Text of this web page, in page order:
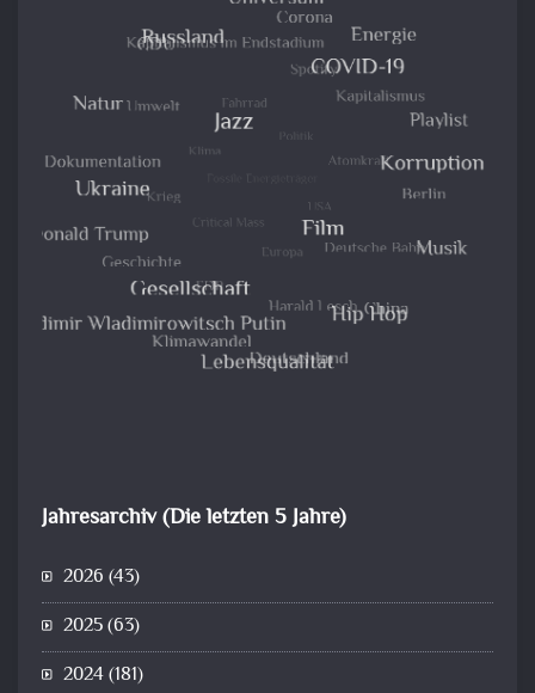
Jahresarchiv (Die letzten 5 Jahre)
2026 (43)
2025(63)
2024(181)